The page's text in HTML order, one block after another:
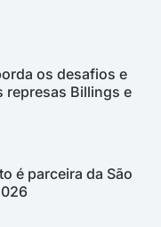
os desafios e
represas Billings e
é parceira da São